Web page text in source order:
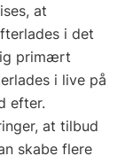
at
i det
primært
i live på
efter.
at tilbud
skabe flere